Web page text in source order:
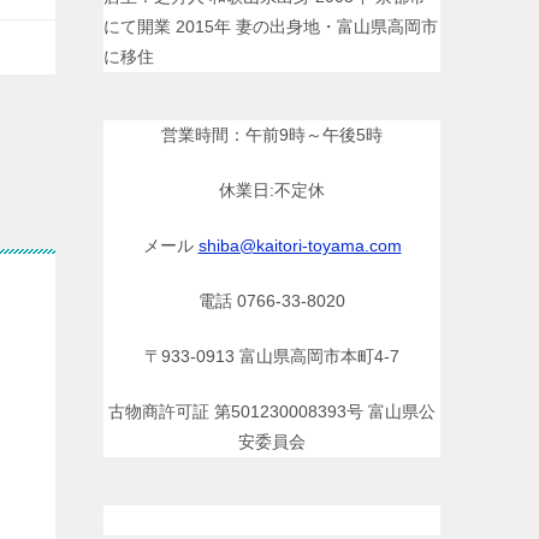
にて開業 2015年 妻の出身地・富山県高岡市
に移住
営業時間：午前9時～午後5時
休業日:不定休
メール shiba@kaitori-toyama.com
電話 0766-33-8020
〒933-0913 富山県高岡市本町4-7
古物商許可証 第501230008393号 富山県公
安委員会